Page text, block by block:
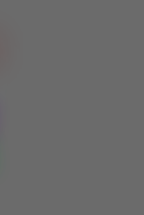
TRIXA